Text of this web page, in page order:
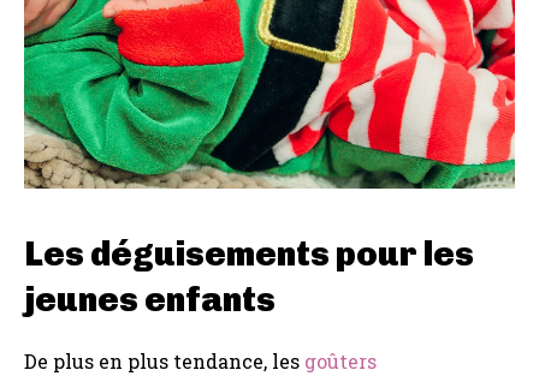
Les déguisements pour les
jeunes enfants
De plus en plus tendance, les goûters